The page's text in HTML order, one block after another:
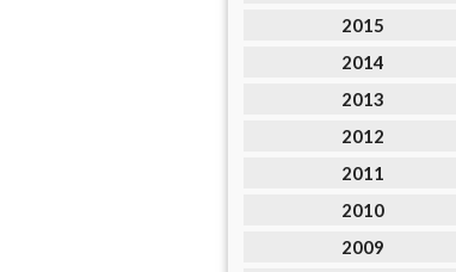
2015
2014
2013
2012
2011
2010
2009